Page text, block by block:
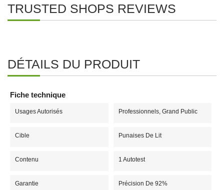
TRUSTED SHOPS REVIEWS
DÉTAILS DU PRODUIT
Fiche technique
Usages Autorisés Professionnels, Grand Public
Cible Punaises De Lit
Contenu 1 Autotest
Garantie Précision De 92%